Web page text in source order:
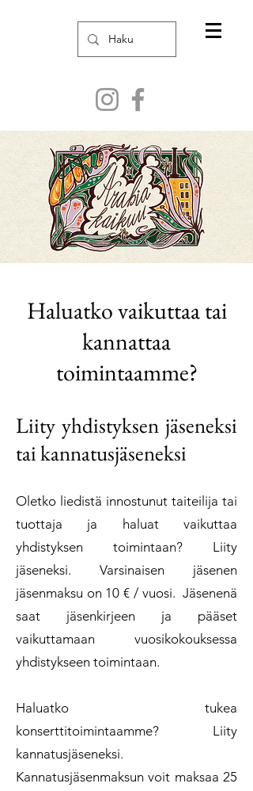
Haluatko vaikuttaa tai
kannattaa
toimintaamme?
Liity yhdistyksen jäseneksi
tai kannatusjäseneksi
Oletko liedistä innostunut taiteilija tai
tuottaja ja haluat vaikuttaa
yhdistyksen toimintaan? Liity
jäseneksi. Varsinaisen jäsenen
jäsenmaksu on 10 € / vuosi. Jäsenenä
saat jäsenkirjeen ja pääset
vaikuttamaan vuosikokouksessa
yhdistykseen toimintaan.
Haluatko tukea
konserttitoimintaamme? Liity
kannatusjäseneksi.
Kannatusjäsenmaksun voit maksaa 25